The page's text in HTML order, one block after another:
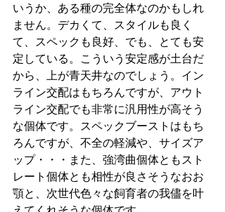
いうか、ある種の完全体なのかもしれ
ません。デカくて、スタイルも良く
て、スペックも良好、でも、とても安
定している。こういう安定感が土台だ
から、上が青天井なのでしょう。イン
ライン交配はもちろんですが、アウト
ライン交配でも非常に汎用性が高そう
な個体です。スペックブーストはもち
ろんですが、不全の軽減や、サイズア
ップ・・・また、強湾曲個体ともスト
レート個体とも相性が良さそうなおお
顎と、次世代色々な飼育者の我儘を叶